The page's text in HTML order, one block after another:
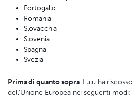
Portogallo
Romania
Slovacchia
Slovenia
Spagna
Svezia
Prima di quanto sopra, Lulu ha
dell'Unione Europea nei seguenti modi: